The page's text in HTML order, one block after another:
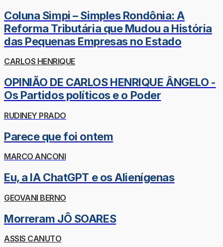
Coluna Simpi – Simples Rondônia: A
Reforma Tributária que Mudou a História
das Pequenas Empresas no Estado
CARLOS HENRIQUE
OPINIÃO DE CARLOS HENRIQUE ÂNGELO -
Os Partidos políticos e o Poder
RUDINEY PRADO
Parece que foi ontem
MARCO ANCONI
Eu, a IA ChatGPT e os Alienígenas
GEOVANI BERNO
Morreram JÔ SOARES
ASSIS CANUTO